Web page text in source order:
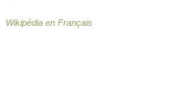
Wikipédia en Français